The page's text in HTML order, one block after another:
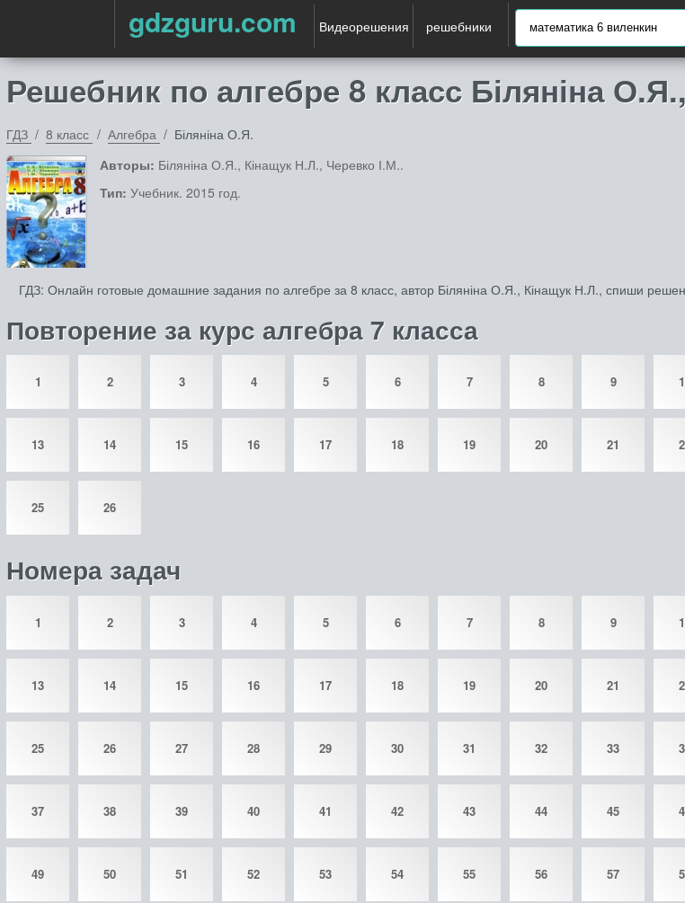
gdzguru.com Видеорешения решебники
Решебник по алгебре 8 класс Біляніна
ГДЗ 8 класс Алгебра
Біляніна О.Я.
Авторы: Біляніна О.Я., Кінащук Н.Л., Черевко І.М..
Тип: Учебник. 2015 год.
ГДЗ: Онлайн готовые домашние задания по алгебре за 8 класс, автор Біляніна О.Я., Кінащук Н.Л., спиши
Повторение за курс алгебра 7 класса
1 2 3 4 5 6 7 8 9
13 14 15 16 17 18 19 20 21
25 26
Номера задач
1 2 3 4 5 6 7 8 9
13 14 15 16 17 18 19 20 21
25 26 27 28 29 30 31 32 33
37 38 39 40 41 42 43 44 45
49 50 51 52 53 54 55 56 57